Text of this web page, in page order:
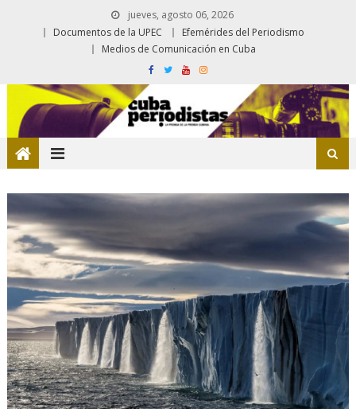
jueves, agosto 06, 2026
Documentos de la UPEC
Efemérides del Periodismo
Medios de Comunicación en Cuba